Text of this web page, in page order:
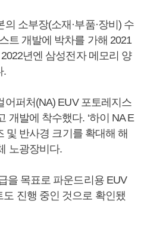
소부장(소재·부품·장비) 수
트 개발에 박차를 가해 2021
년엔 삼성전자 메모리 양
.
어퍼처(NA) EUV 포토레지스
개발에 착수했다. ‘하이 NA E
및 반사경 크기를 확대해 해
노광장비다.
을 목표로 파운드리용 EUV
진행 중인 것으로 확인됐